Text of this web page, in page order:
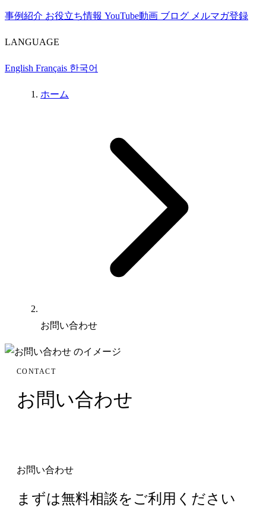
事例紹介 お役立ち情報 YouTube動画 ブログ メルマガ登録
LANGUAGE
English Français 한국어
ホーム
お問い合わせ
CONTACT
お問い合わせ
お問い合わせ
まずは無料相談をご利用ください